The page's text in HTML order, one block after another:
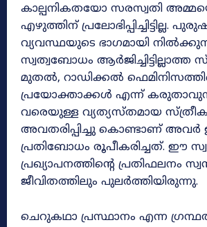
കാല്പനികതയോ സരസ്വതി
എഴുത്തിന് പ്രലോഭിപ്പിച്ചിട്ടില്ല.
വ്യവസ്ഥയുടെ ഭാഗമായി
സ്വത്വബോധം ആർജിച്ചിട്ടില്ലാത്ത
മുതൽ, റാഡിക്കൽ
പ്രയോക്താക്കൾ എന്ന്
വരെയുള്ള വ്യത്യസ്തമായ
അവതരിപ്പിച്ചു കൊണ്ടാണ്
പ്രതിബോധം രൂപീകരിച്ചത്. ഈ
പ്രഖ്യാപനത്തിന്റെ പ്രതിഫലനം
ജീവിതത്തിലും പുലർത്തിയിരുന്നു.
ചെറുകഥാ പ്രസ്ഥാനം എന്ന